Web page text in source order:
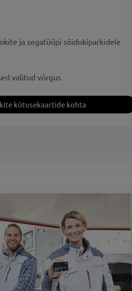
ja segatüüpi sõidukiparkidele
valitud võrgus
kütusekaartide kohta